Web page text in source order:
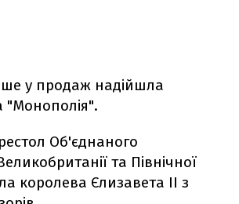
у продаж надійшла
"Монополія".
Об'єднаного
та Північної
королева Єлизавета ІІ з